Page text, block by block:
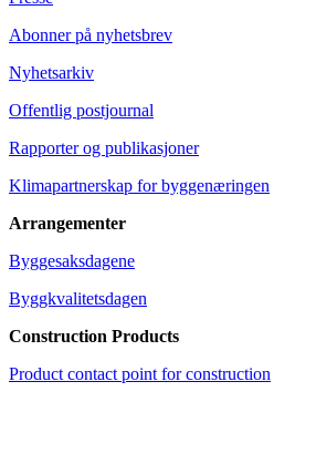
Abonner på nyhetsbrev
Nyhetsarkiv
Offentlig postjournal
Rapporter og publikasjoner
Klimapartnerskap for byggenæringen
Arrangementer
Byggesaksdagene
Byggkvalitetsdagen
Construction Products
Product contact point for construction